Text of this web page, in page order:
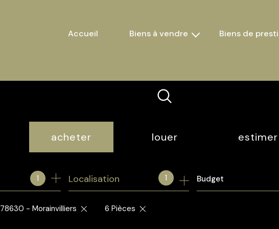
accueil biens à vendre
terrains
biens de
acheter
de l'ancien
louer
à l'année
estimer
1 1
Localisation Budget
78630 - Morainvilliers 6 Pièces